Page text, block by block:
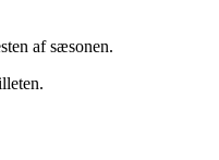
af sæsonen.